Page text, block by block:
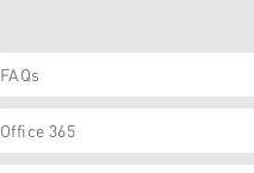
FAQs
Office 365